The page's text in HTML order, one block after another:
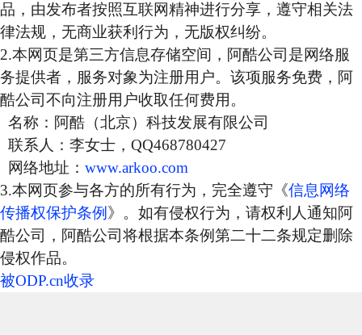
品，由发布者按照互联网精神进行分享，遵守相关法
律法规，无商业获利行为，无版权纠纷。
2.本网页是第三方信息存储空间，阿酷公司是网络服
务提供者，服务对象为注册用户。该项服务免费，阿
酷公司不向注册用户收取任何费用。
名称：阿酷（北京）科技发展有限公司
联系人：李女士，QQ468780427
网络地址： www.arkoo.com
3.本网页参与各方的所有行为，完全遵守《信息网络
传播权保护条例 》。如有侵权行为，请权利人通知阿
酷公司，阿酷公司将根据本条例第二十二条规定删除
侵权作品。
被ODP.cn收录